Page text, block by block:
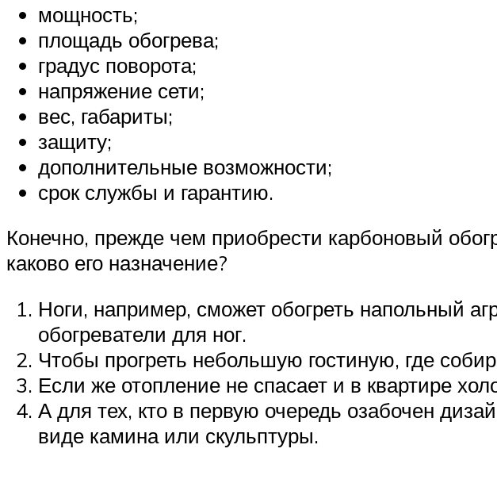
мощность;
площадь обогрева;
градус поворота;
напряжение сети;
вес, габариты;
защиту;
дополнительные возможности;
срок службы и гарантию.
Конечно, прежде чем приобрести карбоновый
каково его назначение?
Ноги, например, сможет обогреть напольный
обогреватели для ног.
Чтобы прогреть небольшую гостиную, где
Если же отопление не спасает и в квартире
А для тех, кто в первую очередь озабочен
виде камина или скульптуры.